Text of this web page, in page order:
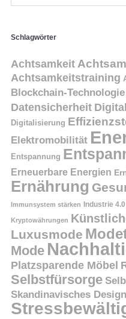
Schlagwörter
Achtsamkeit
Achtsamkeitstraining
Blockchain-Technologie
Datensicherheit
Digitalisierung
Elektromobilität
Entspannung
Erneuerbare Energien
Ernährung
Immunsystem stärken Industrie 4.0
Kryptowährungen
Luxusmode
Mode
Platzsparende Möbel
Selbstfürsorge
Skandinavisches Design